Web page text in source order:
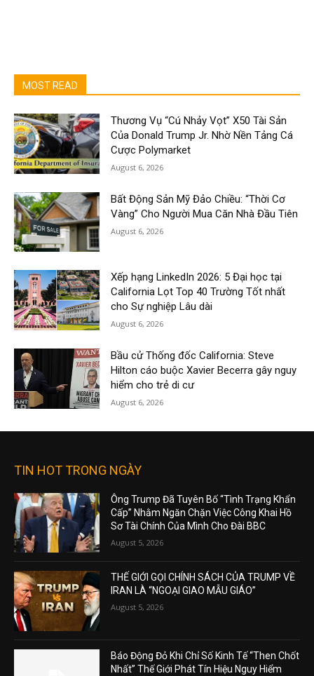
MOST READ
Thương Vụ “Cú Nhảy Vọt” X50 Tài Sản
Của Donald Trump Jr. Nhờ Nền Tảng Cá
Cược Polymarket
August 6, 2026
Bất Động Sản Mỹ Đảo Chiều: “Thời Cơ
Vàng” Cho Người Mua Căn Nhà Đầu Tiên
August 6, 2026
Xếp hạng LinkedIn 2026: 5 Đại học tại
California Lọt Top 40 Trường Tốt nhất
cho Sự nghiệp Lâu dài
August 6, 2026
Bầu cử Thống đốc California: Steve
Hilton cáo buộc Xavier Becerra gây nguy
hiểm cho trẻ di cư
August 6, 2026
TIN HOT TRONG NGÀY
Ông Trump Đã Tuyên Bố “Tình Trạng Khẩn
Cấp” Nhằm Ngăn Chặn Việc Công Khai Hồ
Sơ Tài Chính Của Mình Cho Đài BBC
August 5, 2026
THẾ GIỚI GỌI CHÍNH SÁCH CỦA TRUMP VỀ
IRAN LÀ “NGOẠI GIAO MẪU GIÁO”
August 5, 2026
Báo Động Đỏ Khi Chỉ Số Kinh Tế “Then Chốt
Nhất” Thế Giới Phát Tín Hiệu Nguy Hiểm